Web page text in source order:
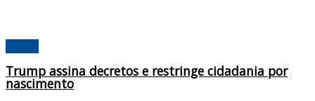
Trump assina decretos e restringe cidadania por
nascimento